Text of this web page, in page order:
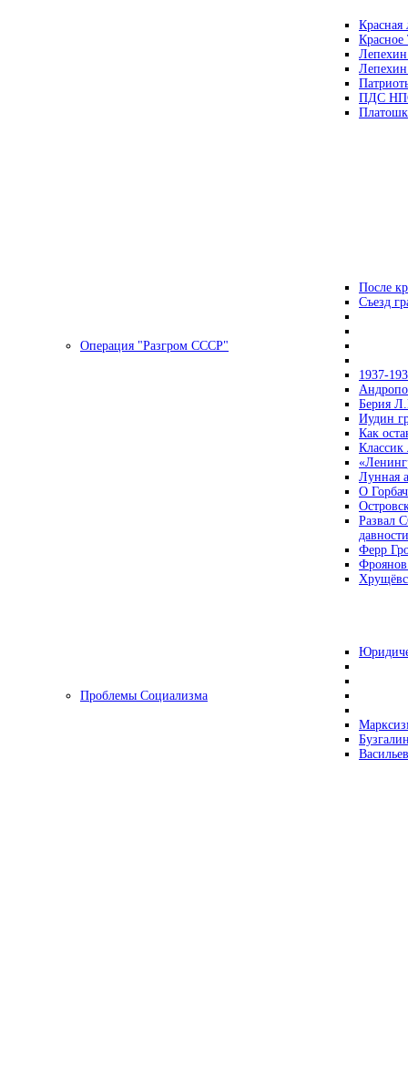
Красная
ПДС
После
Съезд
Операция "Разгром СССР"
1937-
Берия
Иудин
Как
Лунная
О
Развал
давности
Ферр
Проблемы Социализма